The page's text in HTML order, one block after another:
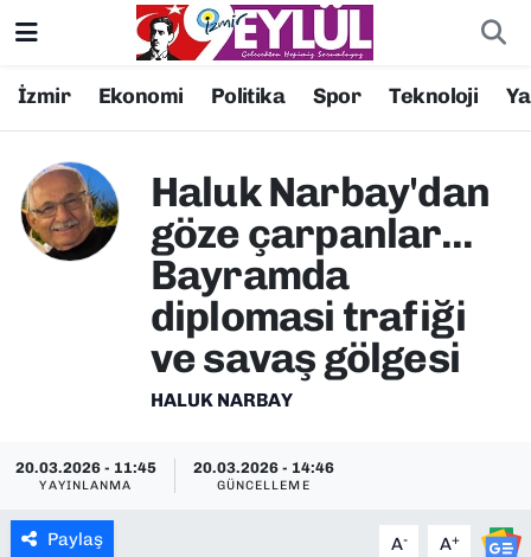
İzmir Ekonomi Politika Spor Teknoloji
Haluk Narbay'dan
göze çarpanlar...
Bayramda
diplomasi trafiği
ve savaş gölgesi
HALUK NARBAY
20.03.2026 - 11:45
YAYINLANMA
20.03.2026 - 14:46
GÜNCELLEME
Paylaş A- A+
Resmi İlanlar
DÜNYA
EKONOMİ
KÜLTÜR SANAT
Konak Nöbetçi Eczaneler
Konak Trafik Yoğunluk Haritası
Süper Lig Puan Durumu ve Fikstür
Tüm Manşetler
Son Dakika Haberleri
Haber Arşivi